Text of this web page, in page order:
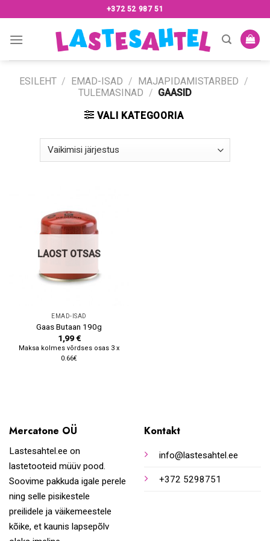
to
content
+372 52 987 51
ESILEHT / EMAD-ISAD / MAJAPIDAMISTARBED /
TULEMASINAD / GAASID
VALI KATEGOORIA
LAOST OTSAS
EMAD-ISAD
Gaas Butaan 190g
1,99€
Maksa kolmes võrdses osas 3 x
0.66€
Mercatone OÜ
Lastesahtel.ee on
lastetooteid müüv pood.
Soovime pakkuda igale perele
ning selle pisikestele
preilidele ja väikemeestele
kõike, et kaunis lapsepõlv
Kontakt
info@lastesahtel.ee
+372 5298751